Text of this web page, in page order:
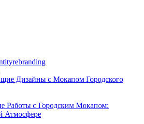
rebranding
Дизайны с Мокапом Городского
Работы с Городским Мокапом:
Атмосфере